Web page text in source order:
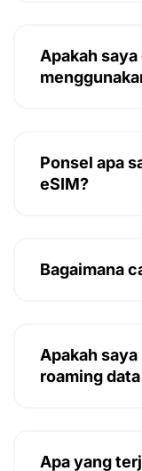
Apakah
Ponsel apa
eSIM?
Bagaimana
Apakah
roaming
Apa yang